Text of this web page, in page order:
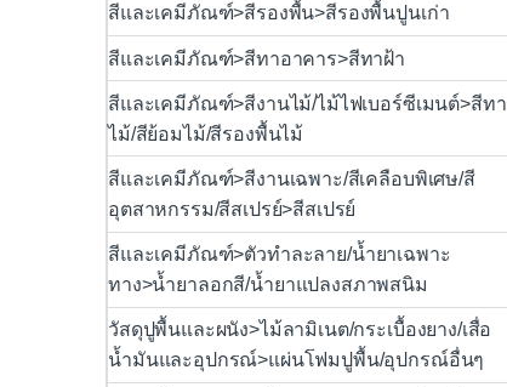
สีและเคมีภัณฑ์>สีรองพื้น>สีรองพื้นปูนเก่า
สีและเคมีภัณฑ์>สีทาอาคาร>สีทาฝ้า
สีและเคมีภัณฑ์>สีงานไม้/ไม้ไฟเบอร์ซีเมนต์>สีทา
ไม้/สีย้อมไม้/สีรองพื้นไม้
สีและเคมีภัณฑ์>สีงานเฉพาะ/สีเคลือบพิเศษ/สี
อุตสาหกรรม/สีสเปรย์>สีสเปรย์
สีและเคมีภัณฑ์>ตัวทำละลาย/น้ำยาเฉพาะ
ทาง>น้ำยาลอกสี/น้ำยาแปลงสภาพสนิม
วัสดุปูพื้นและผนัง>ไม้ลามิเนต/กระเบื้องยาง/เสื่อ
น้ำมันและอุปกรณ์>แผ่นโฟมปูพื้น/อุปกรณ์อื่นๆ